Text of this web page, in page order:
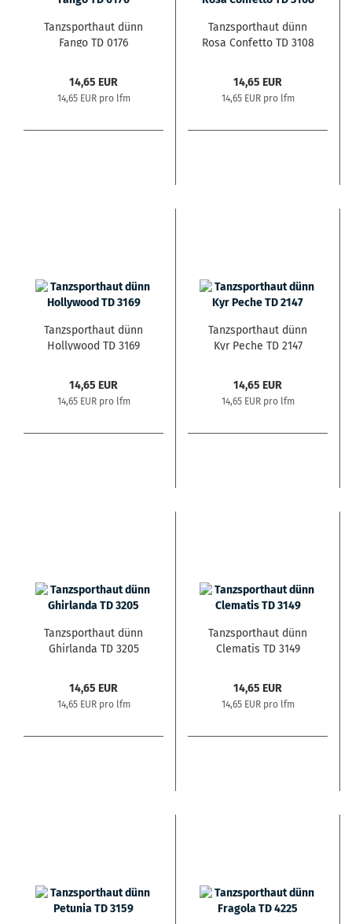
Tanzsporthaut dünn
Fango TD 0176
14,65 EUR
14,65 EUR pro lfm
Tanzsporthaut dünn
Rosa Confetto TD 3108
14,65 EUR
14,65 EUR pro lfm
Tanzsporthaut dünn
Hollywood TD 3169
14,65 EUR
14,65 EUR pro lfm
Tanzsporthaut dünn
Kyr Peche TD 2147
14,65 EUR
14,65 EUR pro lfm
Tanzsporthaut dünn
Ghirlanda TD 3205
14,65 EUR
14,65 EUR pro lfm
Tanzsporthaut dünn
Clematis TD 3149
14,65 EUR
14,65 EUR pro lfm